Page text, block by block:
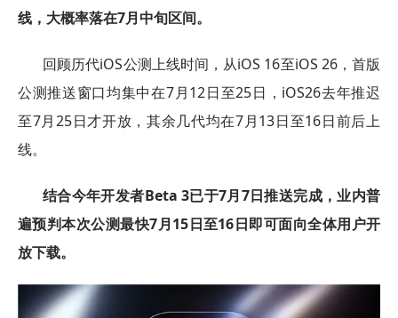
线，大概率落在7月中旬区间。
回顾历代iOS公测上线时间，从iOS 16至iOS 26，首版
公测推送窗口均集中在7月12日至25日，iOS26去年推迟
至7月25日才开放，其余几代均在7月13日至16日前后上
线。
结合今年开发者Beta 3已于7月7日推送完成，业内普
遍预判本次公测最快7月15日至16日即可面向全体用户开
放下载。